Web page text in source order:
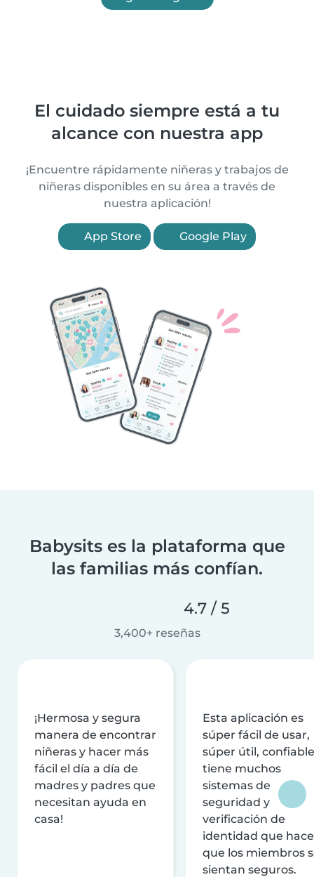
El cuidado siempre está a tu
alcance con nuestra app
¡Encuentre rápidamente niñeras y trabajos de
niñeras disponibles en su área a través de
nuestra aplicación!
App Store Google Play
Babysits es la plataforma que
las familias más confían.
4.7 / 5
3,400+ reseñas
¡Hermosa y segura
manera de encontrar
niñeras y hacer más
fácil el día a día de
madres y padres que
necesitan ayuda en
casa!
Esta aplicación es
súper fácil de usar,
súper útil,
tiene muchos
sistemas de
seguridad y
verificación de
identidad que
que los miembros
sientan seguros.